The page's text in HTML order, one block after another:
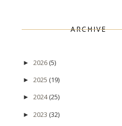
ARCHIVE
► 2026(5)
► 2025 (19)
► 2024(25)
► 2023 (32)